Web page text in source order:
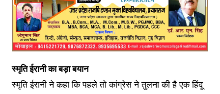
स्मृति ईरानी का बड़ा बयान
स्मृति ईरानी ने कहा कि पहले तो कांग्रेस ने तुलना की है एक हिंदू